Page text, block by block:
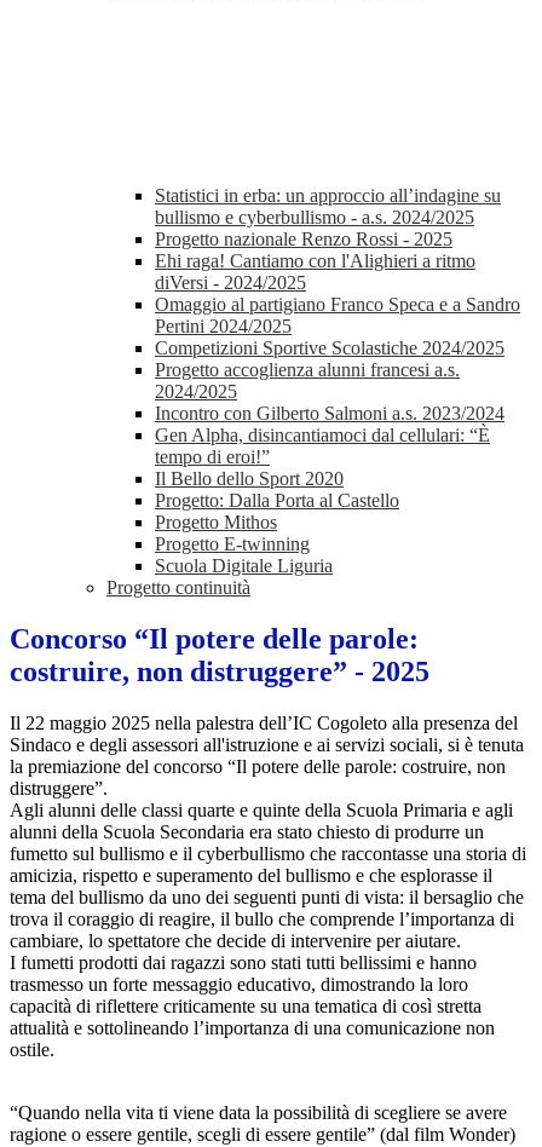
Statistici in erba: un approccio all’indagine su
bullismo e cyberbullismo - a.s. 2024/2025
Progetto nazionale Renzo Rossi - 2025
Ehi raga! Cantiamo con l'Alighieri a ritmo
diVersi - 2024/2025
Omaggio al partigiano Franco Speca e a Sandro
Pertini 2024/2025
Competizioni Sportive Scolastiche 2024/2025
Progetto accoglienza alunni francesi a.s.
2024/2025
Incontro con Gilberto Salmoni a.s. 2023/2024
Gen Alpha, disincantiamoci dal cellulari: “È
tempo di eroi!”
Il Bello dello Sport 2020
Progetto: Dalla Porta al Castello
Progetto Mithos
Progetto E-twinning
Scuola Digitale Liguria
Progetto continuità
Concorso “Il potere delle parole:
costruire, non distruggere” - 2025
Il 22 maggio 2025 nella palestra dell’IC Cogoleto alla presenza del
Sindaco e degli assessori all'istruzione e ai servizi sociali, si è tenuta
la premiazione del concorso “Il potere delle parole: costruire, non
distruggere”.
Agli alunni delle classi quarte e quinte della Scuola Primaria e agli
alunni della Scuola Secondaria era stato chiesto di produrre un
fumetto sul bullismo e il cyberbullismo che raccontasse una storia di
amicizia, rispetto e superamento del bullismo e che esplorasse il
tema del bullismo da uno dei seguenti punti di vista: il bersaglio che
trova il coraggio di reagire, il bullo che comprende l’importanza di
cambiare, lo spettatore che decide di intervenire per aiutare.
I fumetti prodotti dai ragazzi sono stati tutti bellissimi e hanno
trasmesso un forte messaggio educativo, dimostrando la loro
capacità di riflettere criticamente su una tematica di così stretta
attualità e sottolineando l’importanza di una comunicazione non
ostile.
“Quando nella vita ti viene data la possibilità di scegliere se avere
ragione o essere gentile, scegli di essere gentile” (dal film Wonder)